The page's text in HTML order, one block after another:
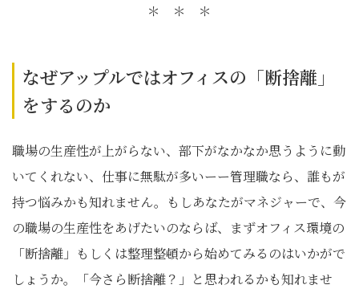
＊ ＊ ＊
なぜアップルではオフィスの「断捨離」
をするのか
職場の生産性が上がらない、部下がなかなか思うように動
いてくれない、仕事に無駄が多いーー管理職なら、誰もが
持つ悩みかも知れません。もしあなたがマネジャーで、今
の職場の生産性をあげたいのならば、まずオフィス環境の
「断捨離」もしくは整理整頓から始めてみるのはいかがで
しょうか。「今さら断捨離？」と思われるかも知れませ